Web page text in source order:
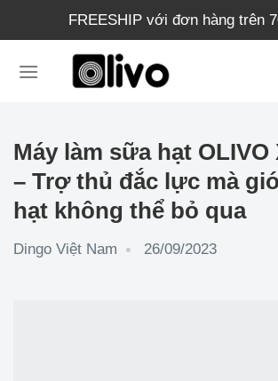
dung
FREESHIP với đơn hàng trên
Máy làm sữa hạt OLIVO
– Trợ thủ đắc lực mà
hạt không thể bỏ qua
Dingo Việt Nam 26/09/2023